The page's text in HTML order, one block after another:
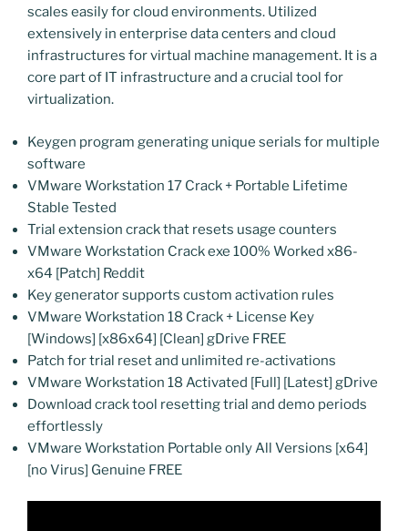
scales easily for cloud environments. Utilized
extensively in enterprise data centers and cloud
infrastructures for virtual machine management. It is a
core part of IT infrastructure and a crucial tool for
virtualization.
Keygen program generating unique serials for multiple
software
VMware Workstation 17 Crack + Portable Lifetime
Stable Tested
Trial extension crack that resets usage counters
VMware Workstation Crack exe 100% Worked x86-
x64 [Patch] Reddit
Key generator supports custom activation rules
VMware Workstation 18 Crack + License Key
[Windows] [x86x64] [Clean] gDrive FREE
Patch for trial reset and unlimited re-activations
VMware Workstation 18 Activated [Full] [Latest] gDrive
Download crack tool resetting trial and demo periods
effortlessly
VMware Workstation Portable only All Versions [x64]
[no Virus] Genuine FREE